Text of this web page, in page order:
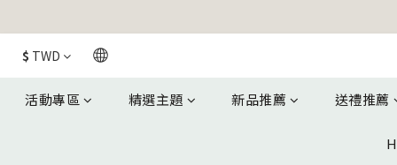
$ TWD
活動專區 精選主題 新品推薦 送禮推薦